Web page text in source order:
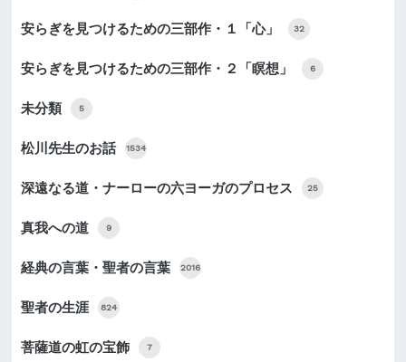
安らぎを見つけるための三部作・１「心」 32
安らぎを見つけるための三部作・２「瞑想」 6
未分類 5
松川先生のお話 1534
深遠なる道・ナーローの六ヨーガのプロセス 25
真我への道 9
経典の言葉・聖者の言葉 2016
聖者の生涯 824
菩薩道の虹の宝飾 7